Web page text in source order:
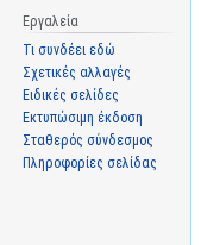
Εργαλεία
Τι συνδέει εδώ
Σχετικές αλλαγές
Ειδικές σελίδες
Εκτυπώσιμη έκδοση
Σταθερός σύνδεσμος
Πληροφορίες σελίδας